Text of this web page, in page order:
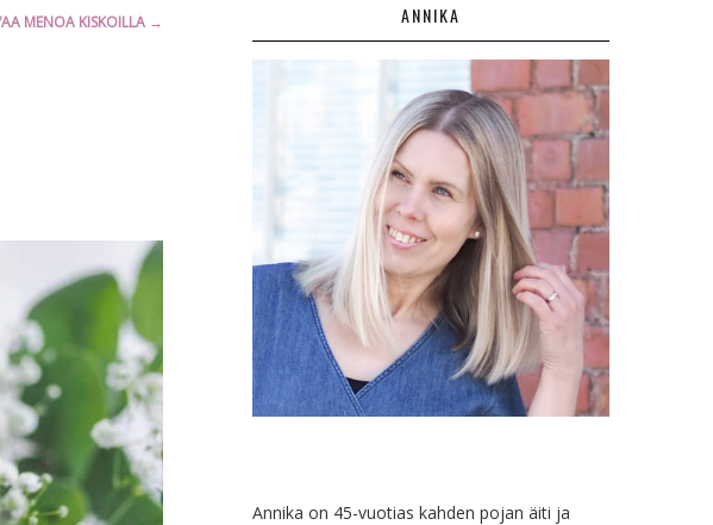
MENOA KISKOILLA → ANNIKA
Annika on 45-vuotias kahden pojan äiti ja